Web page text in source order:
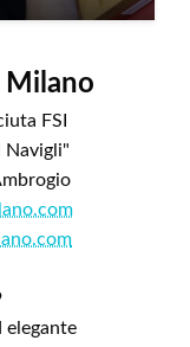
Milano
FSI
Navigli"
elegante